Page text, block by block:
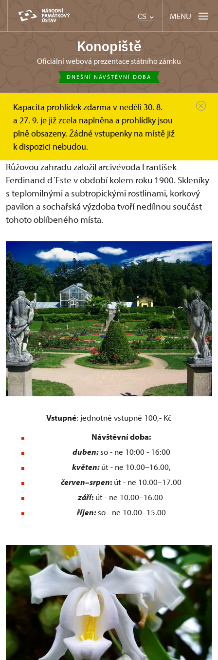
CS MENU
Konopiště
oficiální webová prezentace státního zámku
DNEŠNÍ NÁVŠTĚVNÍ DOBA
Kapacita prohlídek zdarma v neděli 30. 8.
a 27. 9. je již zcela naplněna a prohlídky jsou
plně obsazeny. Žádné vstupenky na místě již
k dispozici nebudou.
Konopiště
Informace pro návštěvníky
Prohlídkové okruhy
Růžová zahrada
Růžová zahrada se skleníky
Růžovou zahradu založil arcivévoda František
Ferdinand d´Este v období kolem roku 1900. Skleníky
s teplomilnými a subtropickými rostlinami, korkový
pavilon a sochařská výzdoba tvoří nedílnou součást
tohoto oblíbeného místa.
Vstupné: jednotné vstupné 100,- Kč
Návštěvní doba:
duben:so - ne 10:00 - 16:00
květen:út - ne 10.00–16.00,
červen–srpen: út - ne 10.00–17.00
září:út - ne 10.00–16.00
říjen:so - ne 10.00–15.00